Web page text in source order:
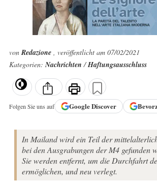
vonRedazione , veröffentlicht am 07/02/2021
Kategorien:Nachrichten/Haftungsausschluss
Folgen Sie uns auf GoogleDiscover
In Mailand wird ein Teil der
bei den Ausgrabungen der M4 gefunden
Sie werden entfernt, um die Durchfahrt
ermöglichen, und neu verlegt.